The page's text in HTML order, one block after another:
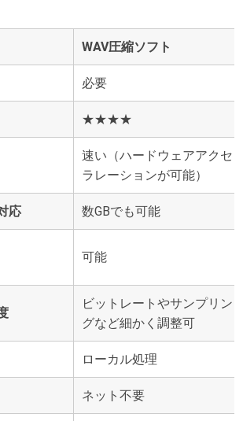
WAV圧縮ソフト
必要
★★★★
速い（ハードウェアアクセ
ラレーションが可能）
応 数GBでも可能
可能
ビットレートやサンプリン
グなど細かく調整可
ローカル処理
ネット不要